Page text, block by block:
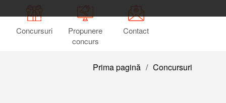
Concursuri
Propunere
concurs
Contact
Prima pagină / Concursuri